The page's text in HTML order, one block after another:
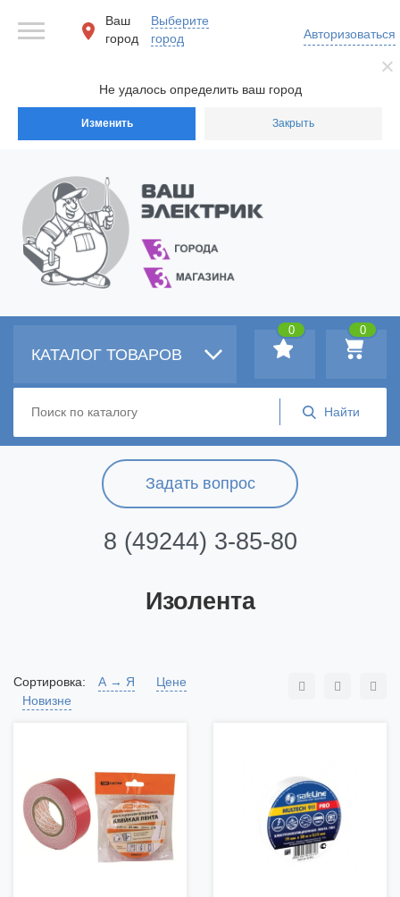
Не удалось определить ваш город
Изменить Закрыть
Ваш
город
Выберите
город
Авторизоваться
Задать вопрос
8 (49244) 3-85-80
КАТАЛОГ ТОВАРОВ
0
0
Изолента
Сортировка: А → Я
Цене
Новизне